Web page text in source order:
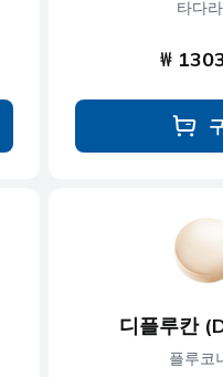
타다
₩
디플루칸
플루코